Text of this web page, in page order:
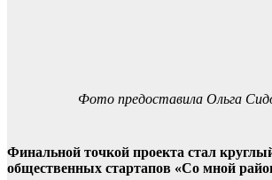
Фото предоставила Ольга
Финальной точкой проекта стал
общественных стартапов «Со мной